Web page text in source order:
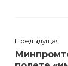
Предыдущая